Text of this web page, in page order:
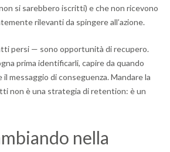
si sarebbero iscritti) e che non ricevono
rilevanti da spingere all’azione.
persi — sono opportunità di recupero.
prima identificarli, capire da quando
messaggio di conseguenza. Mandare la
non è una strategia di retention: è un
nella